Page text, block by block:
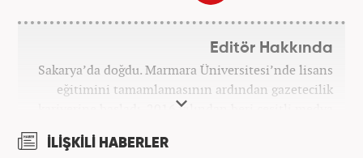
Editör Hakkında
Sakarya’da doğdu. Marmara Üniversitesi’nde lisans
eğitimini tamamlamasının ardından gazetecilik
kariyerine başladı. 2016 yılından beri çeşitli medya
itibaren Haber7’de ‘gündem editörü’ olarak
İLİŞKİLİ HABERLER